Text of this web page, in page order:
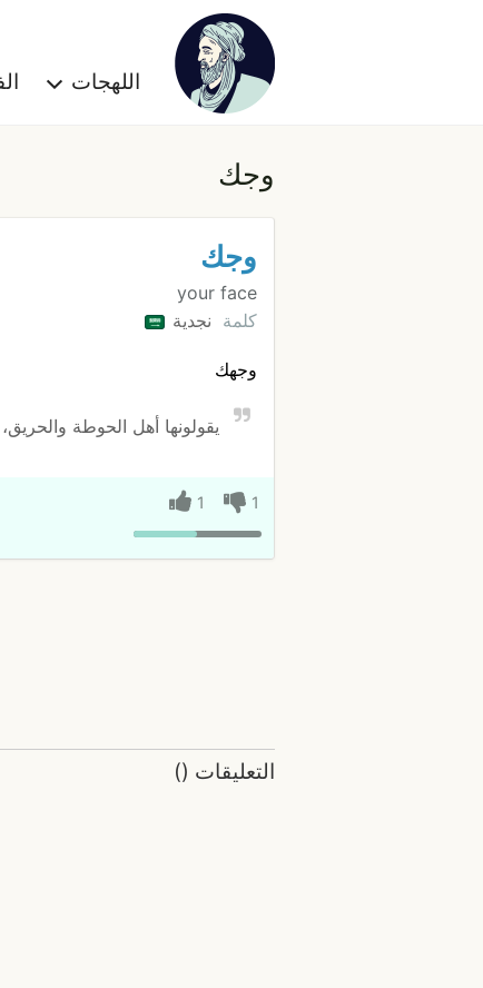
اللهجات
وجك
وجك
your face
كلمة نجدية
وجهك
يقولونها أهل الحوطة
1
1
التعليقات (
)